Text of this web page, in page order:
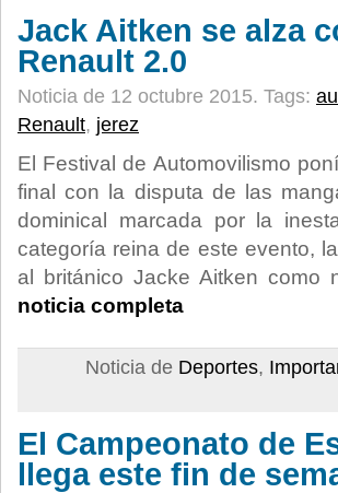
Jack Aitken se alza
Renault 2.0
Noticia de 12 octubre 2015. Tags:
Renault, jerez
El Festival de Automovilismo
final con la disputa de las
dominical marcada por la
categoría reina de este evento,
al británico Jacke Aitken
noticia completa
Noticia de Deportes,
El Campeonato de
llega este fin de